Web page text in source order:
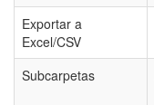
Exportar a
Excel/CSV
Subcarpetas